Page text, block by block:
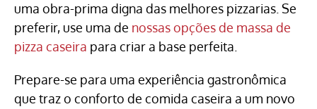
uma obra-prima digna das melhores pizzarias. Se
preferir, use uma de nossas opções de massa de
pizza caseira para criar a base perfeita.
Prepare-se para uma experiência gastronômica
que traz o conforto de comida caseira a um novo